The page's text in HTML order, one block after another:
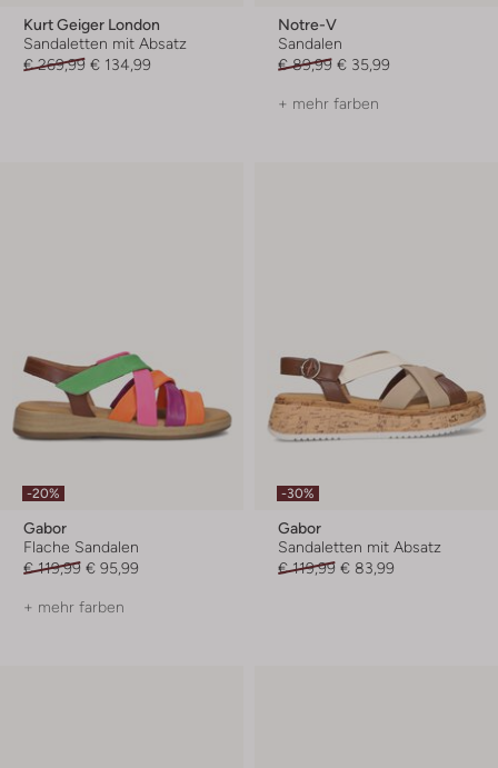
Kurt Geiger London
Sandaletten mit Absatz
€ 269,99 € 134,99
Notre-V
Sandalen
€ 89,99 € 35,99
+ mehr farben
-20%
Gabor
Flache Sandalen
€ 119,99 € 95,99
+ mehr farben
-30%
Gabor
Sandaletten mit Absatz
€ 119,99 € 83,99